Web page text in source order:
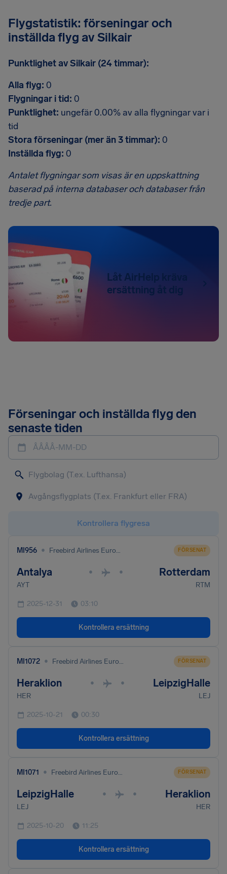
Flygstatistik: förseningar och
inställda flyg av Silkair
Punktlighet av Silkair (24 timmar):
Alla flyg: 0
Flygningar i tid: 0
Punktlighet: ungefär 0.00% av alla flygningar var i
tid
Stora förseningar (mer än 3 timmar): 0
Inställda flyg: 0
Antalet flygningar som visas är en uppskattning
baserad på interna databaser och databaser från
tredje part.
Låt AirHelp kräva
ersättning åt dig
Förseningar och inställda flyg den
senaste tiden
ÅÅÅÅ-MM-DD
Kontrollera flygresa
MI956 • Freebird Airlines Europe Ltd FÖRSENAT
Antalya • • Rotterdam
AYT RTM
2025-12-31 03:10
Kontrollera ersättning
MI1072 • Freebird Airlines Europe Ltd FÖRSENAT
Heraklion • • LeipzigHalle
HER LEJ
2025-10-21 00:30
Kontrollera ersättning
MI1071 • Freebird Airlines Europe Ltd FÖRSENAT
LeipzigHalle • • Heraklion
LEJ HER
2025-10-20 11:25
Kontrollera ersättning